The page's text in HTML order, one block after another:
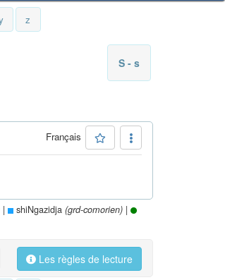
z
S - s
Français
| shiNgazidja (grd-comorien) |
Les règles de lecture